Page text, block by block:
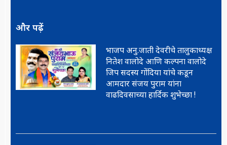
और पढ़ें
भाजप अनु.जाती देवरीचे तालुकाध्यक्ष
नितेश वालोदे आणि कल्पना वालोदे
जिप सदस्य गोंदिया यांचे कडून
आमदार संजय पुराम यांना
वाढदिवसाच्या हार्दिक शुभेच्छा !